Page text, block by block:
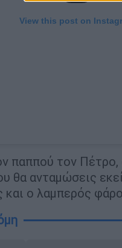
View this post on
παππού τον
θα ανταμώσεις
και ο λαμπερός